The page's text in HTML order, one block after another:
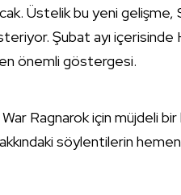
Üstelik bu yeni gelişme,
Şubat ayı
önemli göstergesi.
Ragnarok için müjdeli
söylentilerin hemen